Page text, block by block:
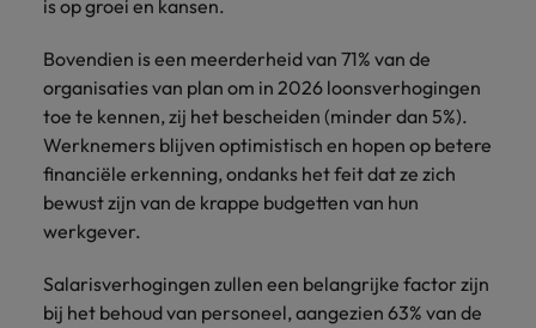
is op groei en kansen.
Bovendien is een meerderheid van 71% van de
organisaties van plan om in 2026 loonsverhogingen
toe te kennen, zij het bescheiden (minder dan 5%).
Werknemers blijven optimistisch en hopen op betere
financiële erkenning, ondanks het feit dat ze zich
bewust zijn van de krappe budgetten van hun
werkgever.
Salarisverhogingen zullen een belangrijke factor zijn
bij het behoud van personeel, aangezien 63% van de